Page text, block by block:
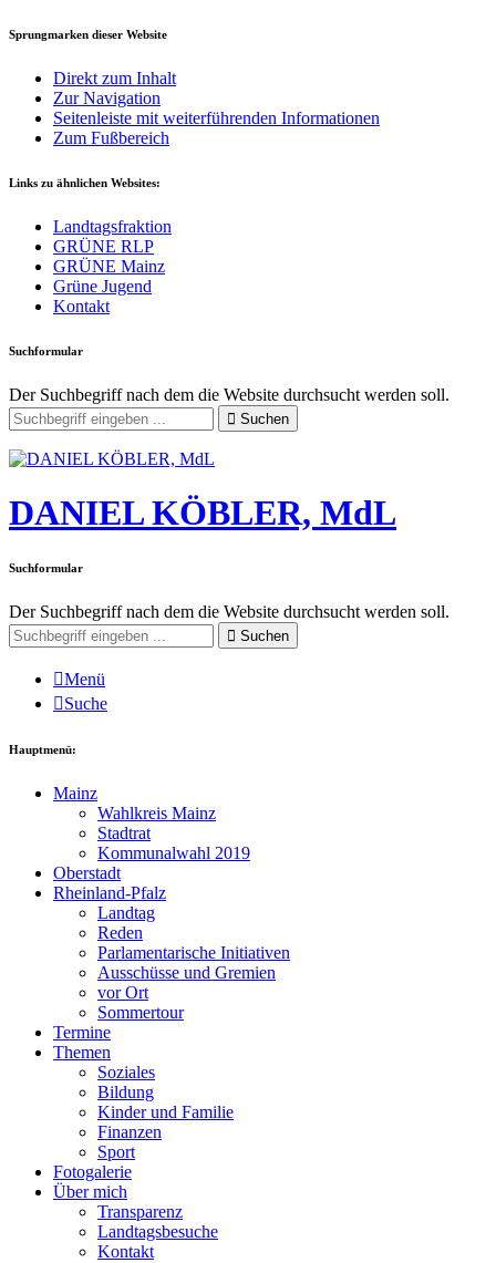
Sprungmarken dieser Website
Direkt zum Inhalt
Zur Navigation
Seitenleiste mit weiterführenden Informationen
Zum Fußbereich
Links zu ähnlichen Websites:
Landtagsfraktion
GRÜNE RLP
GRÜNE Mainz
Grüne Jugend
Kontakt
Suchformular
Der Suchbegriff nach dem die Website durchsucht werden soll.
Suchen
DANIEL KÖBLER, MdL
Suchformular
Der Suchbegriff nach dem die Website durchsucht werden soll.
Suchen
Menü
Suche
Hauptmenü:
Mainz
Wahlkreis Mainz
Stadtrat
Kommunalwahl 2019
Oberstadt
Rheinland-Pfalz
Landtag
Reden
Parlamentarische Initiativen
Ausschüsse und Gremien
vor Ort
Sommertour
Termine
Themen
Soziales
Bildung
Kinder und Familie
Finanzen
Sport
Fotogalerie
Über mich
Transparenz
Landtagsbesuche
Kontakt